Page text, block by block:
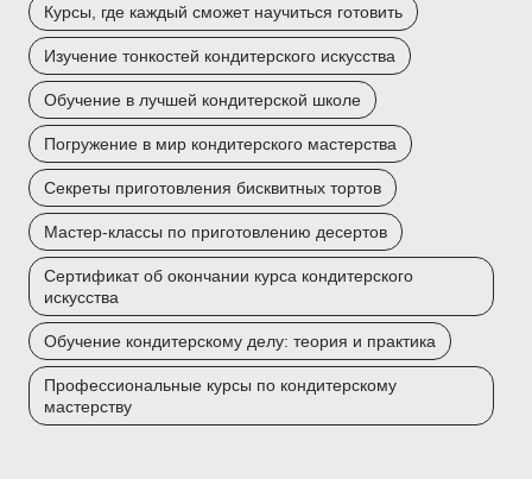
Курсы, где каждый сможет научиться готовить
Изучение тонкостей кондитерского искусства
Обучение в лучшей кондитерской школе
Погружение в мир кондитерского мастерства
Секреты приготовления бисквитных тортов
Мастер-классы по приготовлению десертов
Сертификат об окончании курса кондитерского
искусства
Обучение кондитерскому делу: теория и практика
Профессиональные курсы по кондитерскому
мастерству